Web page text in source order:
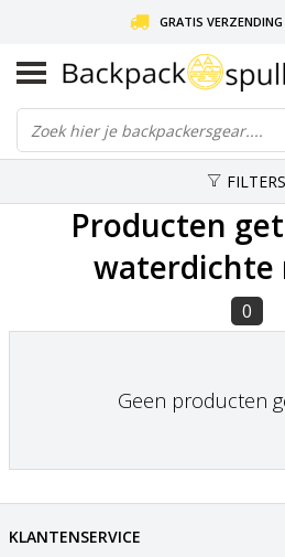
GRATIS
LIEFDE VOOR
30 DAGEN GRATIS
FILTERS
Producten
waterdichte
0
Geen producten
KLANTENSERVICE